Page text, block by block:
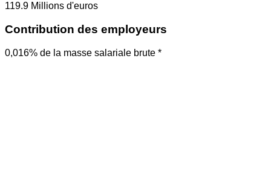
119.9 Millions d'euros
Contribution des employeurs
0,016% de la masse salariale brute *